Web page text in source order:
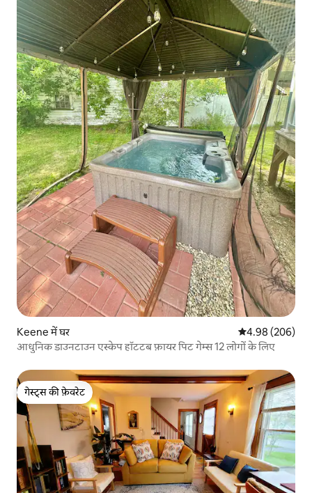
Keene में घर औसत रेटिंग 5 में से
4.98 (206)
आधुनिक डाउनटाउन एस्केप हॉटटब फ़ायर पिट गेम्स 12 लोगों के लिए
गेस्ट्स की फ़ेवरेट
गेस्ट्स की फ़ेवरेट